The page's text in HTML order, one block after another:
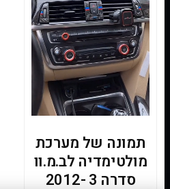
תמונה של מערכת
מולטימדיה לב.מ.וו
סדרה 3 2012-